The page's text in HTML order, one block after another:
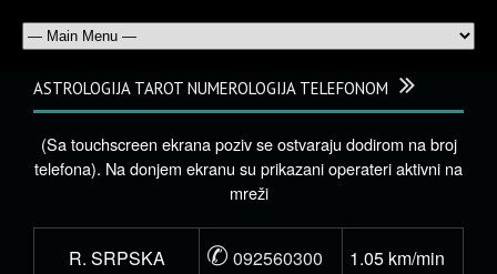
ASTROLOGIJA TAROT NUMEROLOGIJA TELEFONOM
(Sa touchscreen ekrana poziv se ostvaraju dodirom na broj
telefona). Na donjem ekranu su prikazani operateri aktivni na
mreži
R. SRPSKA ✆ 092560300
1.05 km/min